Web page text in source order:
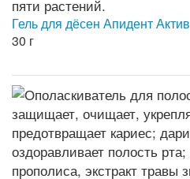
Гель для дёсен Апидент Актив
30 г